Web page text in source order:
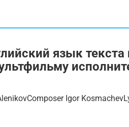
язык
Igor